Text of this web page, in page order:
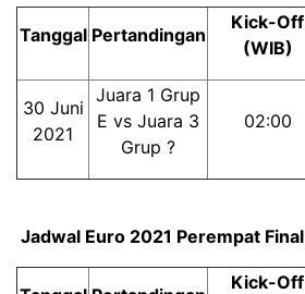
Tanggal Pertandingan
Kick-Off
(WIB)
30 Juni
2021
Juara 1 Grup
E vs Juara 3
Grup ?
02:00
Jadwal Euro 2021 Perempat Final
Kick-Off